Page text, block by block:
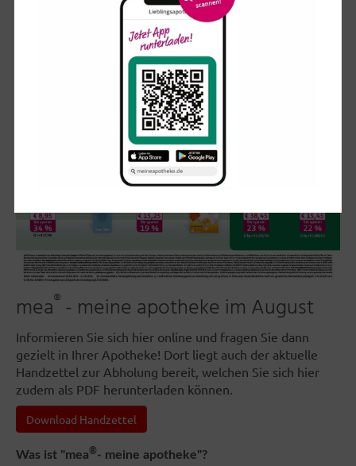
mea® - meine apotheke im August
Informieren Sie sich hier online und fragen Sie dann
gezielt in Ihrer Apotheke! Dort liegt auch der aktuelle
Handzettel zur Abholung bereit, welchen Sie sich hier
zudem als PDF herunterladen können.
Download Handzettel
Was ist "mea®- meine apotheke"?